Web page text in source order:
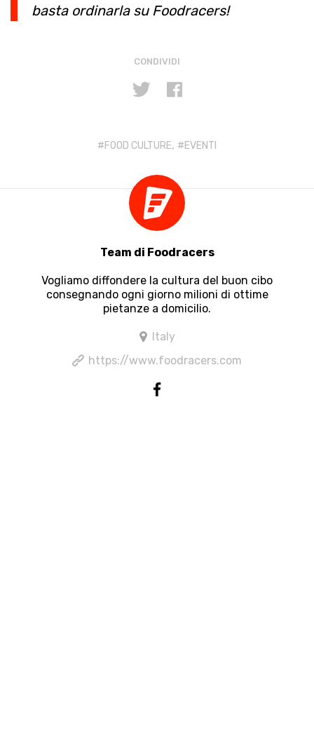
basta ordinarla su Foodracers!
CONDIVIDI
FOOD CULTURE, EVENTI
Team di Foodracers
Vogliamo diffondere la cultura del buon cibo
consegnando ogni giorno milioni di ottime
pietanze a domicilio.
Italy
https://www.foodracers.com